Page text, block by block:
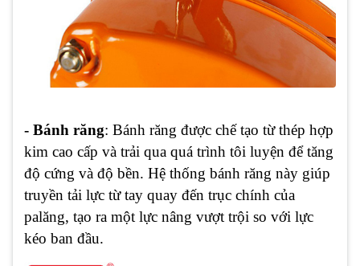
- Bánh răng: Bánh răng được chế tạo từ thép hợp
kim cao cấp và trải qua quá trình tôi luyện để tăng
độ cứng và độ bền. Hệ thống bánh răng này giúp
truyền tải lực từ tay quay đến trục chính của
palăng, tạo ra một lực nâng vượt trội so với lực
kéo ban đầu.